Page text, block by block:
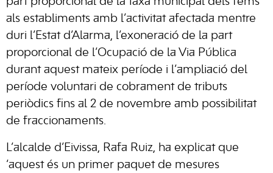
als establiments amb l’activitat afectada mentre
duri l’Estat d’Alarma, l’exoneració de la part
proporcional de l’Ocupació de la Via Pública
durant aquest mateix període i l’ampliació del
període voluntari de cobrament de tributs
periòdics fins al 2 de novembre amb possibilitat
de fraccionaments.
L’alcalde d’Eivissa, Rafa Ruiz, ha explicat que
‘aquest és un primer paquet de mesures